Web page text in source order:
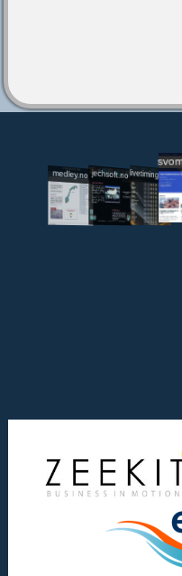
medley.no jechsoft.no